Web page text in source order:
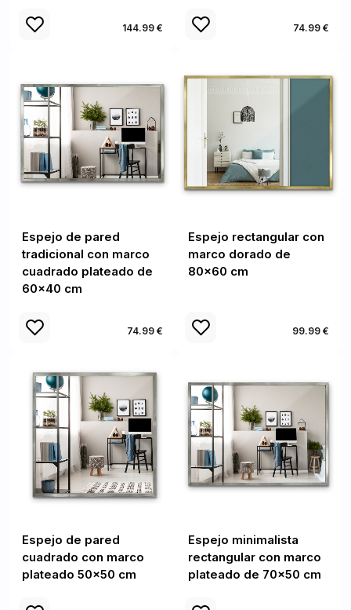
144.99 € 74.99 €
Espejo de pared
tradicional con marco
cuadrado plateado de
60x40 cm
74.99 €
Espejo rectangular con
marco dorado de
80x60 cm
99.99 €
Espejo de pared
cuadrado con marco
plateado 50x50 cm
Espejo minimalista
rectangular con marco
plateado de 70x50 cm